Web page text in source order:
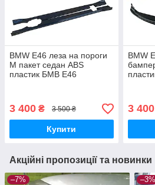
BMW E46 леза на пороги
М пакет седан ABS
пластик БМВ Е46
3 400 ₴ 3 500 ₴
Купити
BMW
3 400
Акційні пропозиції та новинки
–7% –3%